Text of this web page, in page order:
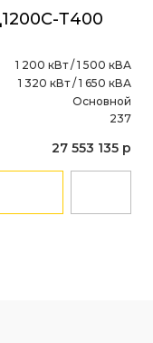
Т400
1 200 кВт / 1 500 кВА
1 320 кВт / 1 650 кВА
Основной
237
27 553 135 р